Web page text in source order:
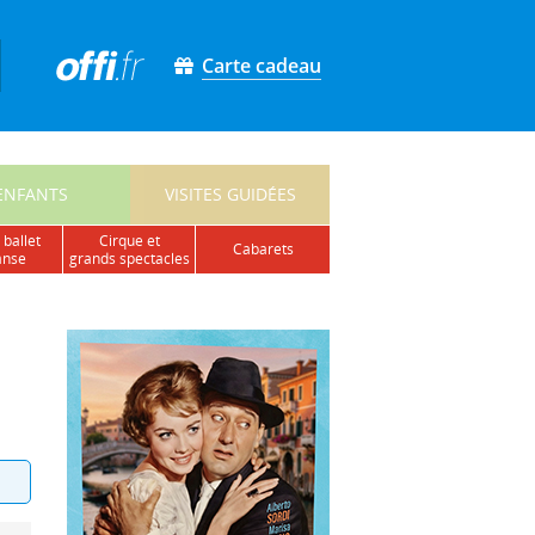
Carte cadeau
VISITES GUIDÉES
ballet
cirque et
grands spectacles
cabarets